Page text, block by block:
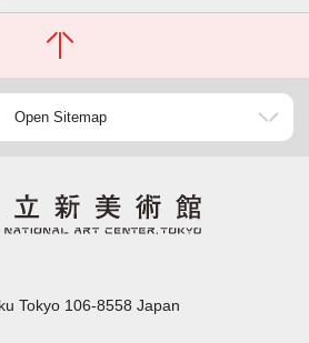
Open Sitemap
Tokyo 106-8558 Japan